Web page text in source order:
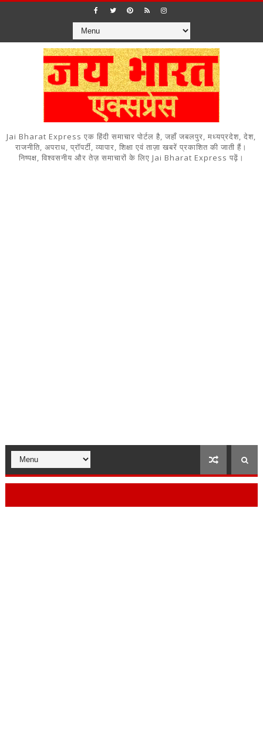
Jai Bharat Express एक हिंदी समाचार पोर्टल है, जहाँ जबलपुर, मध्यप्रदेश, देश,
राजनीति, अपराध, प्रॉपर्टी, व्यापार, शिक्षा एवं ताज़ा खबरें प्रकाशित की जाती हैं।
निष्पक्ष, विश्वसनीय और तेज़ समाचारों के लिए Jai Bharat Express पढ़ें।